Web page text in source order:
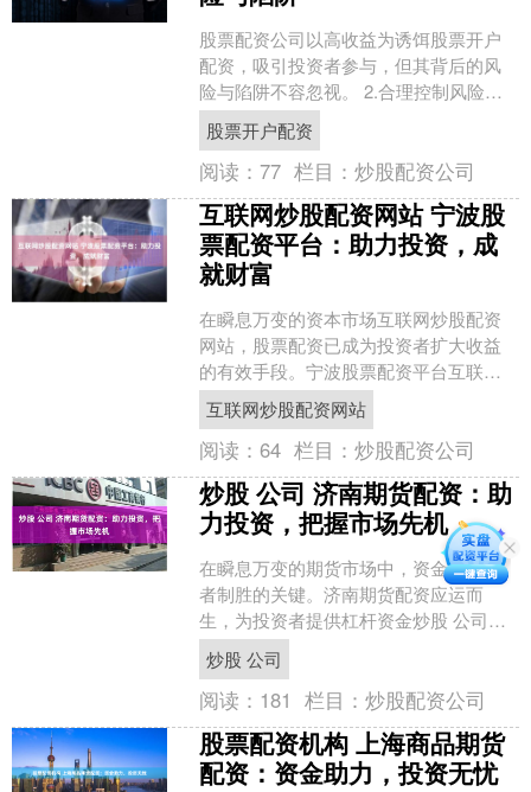
股票配资公司以高收益为诱饵股票开户
配资，吸引投资者参与，但其背后的风
险与陷阱不容忽视。 2.合理控制风险：
在进行股票网上配资时，要根据自身的
风险承受能力和投资目....
股票开户配资
阅读：77 栏目：炒股配资公司
互联网炒股配资网站 宁波股
票配资平台：助力投资，成
就财富
在瞬息万变的资本市场互联网炒股配资
网站，股票配资已成为投资者扩大收益
的有效手段。宁波股票配资平台互联网
炒股配资网站应运而生，为投资者提供
专业、便捷的配资服务，助....
互联网炒股配资网站
阅读：64 栏目：炒股配资公司
炒股 公司 济南期货配资：助
力投资，把握市场先机
在瞬息万变的期货市场中，资金是投资
者制胜的关键。济南期货配资应运而
生，为投资者提供杠杆资金炒股 公司，
助力其把握市场先机，实现财富增值。 *
**放大资金：**....
炒股 公司
阅读： 181 栏目：炒股配资公司
股票配资机构 上海商品期货
配资：资金助力，投资无忧